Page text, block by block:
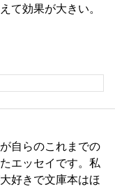
て効果が大きい。
自らのこれまでの
エッセイです。私
好きで文庫本はほ